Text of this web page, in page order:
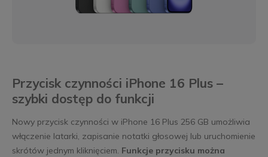
Przycisk czynności iPhone 16 Plus –
szybki dostęp do funkcji
Nowy przycisk czynności w iPhone 16 Plus 256 GB umożliwia
włączenie latarki, zapisanie notatki głosowej lub uruchomienie
skrótów jednym kliknięciem. Funkcje przycisku można